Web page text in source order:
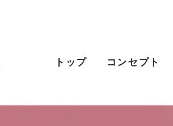
トップ コンセプト